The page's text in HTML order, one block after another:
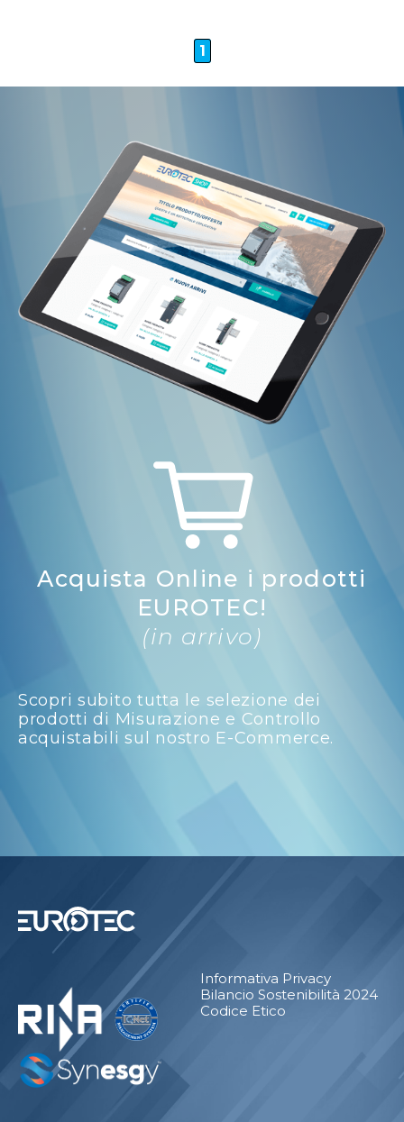
1
Acquista Online i prodotti
EUROTEC!
(in arrivo)
Scopri subito tutta le selezione dei
prodotti di Misurazione e Controllo
acquistabili sul nostro E-Commerce.
Informativa Privacy
Bilancio Sostenibilità 2024
Codice Etico